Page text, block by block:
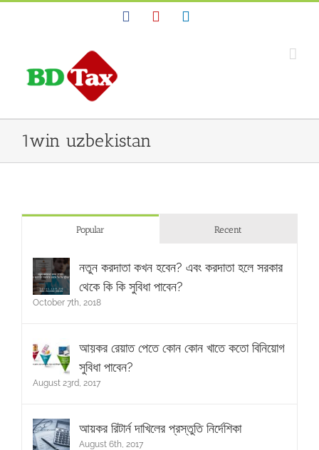
FacebookYouTube
1win uzbekistan
Popular Recent
নতুন করদাতা কখন হবেন? এবং করদাতা হলে সরকার
থেকে কি কি সুবিধা পাবেন?
October 7th, 2018
আয়কর রেয়াত পেতে কোন কোন খাতে কতো বিনিয়োগ
সুবিধা পাবেন?
August 23rd, 2017
আয়কর রিটার্ন দাখিলের প্রস্তুতি নির্দেশিকা
August 6th, 2017